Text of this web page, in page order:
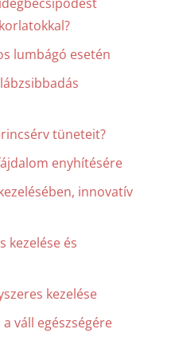
lumbágó esetén
tüneteit?
enyhítésére
innovatív
kezelése és
kezelése
váll egészségére